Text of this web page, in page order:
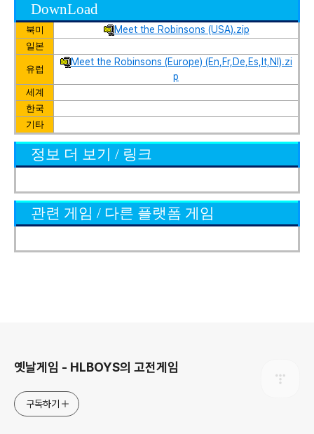
DownLoad
북미 Meet the Robinsons (USA).zip
일본
유럽
Meet the Robinsons (Europe) (En,Fr,De,Es,It,Nl).zi
p
세계
한국
기타
정보 더 보기 / 링크
관련 게임 / 다른 플랫폼 게임
옛날게임 - HLBOYS의 고전게임
구독하기